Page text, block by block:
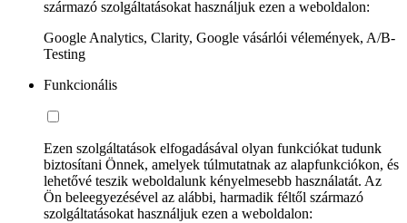
származó szolgáltatásokat használjuk ezen a weboldalon:
Google Analytics, Clarity, Google vásárlói vélemények, A/B-
Testing
Funkcionális
Ezen szolgáltatások elfogadásával olyan funkciókat tudunk
biztosítani Önnek, amelyek túlmutatnak az alapfunkciókon, és
lehetővé teszik weboldalunk kényelmesebb használatát. Az
Ön beleegyezésével az alábbi, harmadik féltől származó
szolgáltatásokat használjuk ezen a weboldalon: